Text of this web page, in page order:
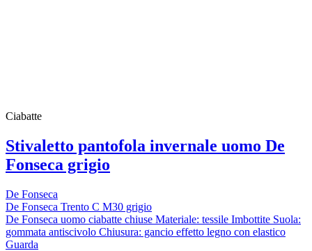
Ciabatte
Stivaletto pantofola invernale uomo De
Fonseca grigio
De Fonseca
De Fonseca Trento C M30 grigio
De Fonseca uomo ciabatte chiuse Materiale: tessile Imbottite Suola:
gommata antiscivolo Chiusura: gancio effetto legno con elastico
Guarda